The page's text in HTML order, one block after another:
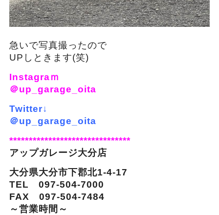
急いで写真撮ったので
UPしときます(笑)
Instagraｍ
＠up_garage_oita
Twitter↓
＠up_garage_oita
*******************************
アップガレージ大分店
大分県大分市下郡北1-4-17
TEL 097-504-7000
FAX 097-504-7484
～営業時間～